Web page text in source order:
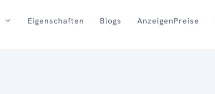
Eigenschaften Blogs AnzeigenPreise